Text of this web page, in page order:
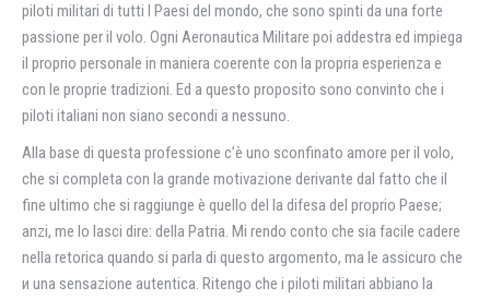
piloti militari di tutti I Paesi del mondo, che sono spinti da una forte
passione per il volo. Ogni Aeronautica Militare poi addestra ed impiega
il proprio personale in maniera coerente con la propria esperienza e
con le proprie tradizioni. Ed a questo proposito sono convinto che i
piloti italiani non siano secondi a nessuno.
Alla base di questa professione c’è uno sconfinato amore per il volo,
che si completa con la grande motivazione derivante dal fatto che il
fine ultimo che si raggiunge è quello del la difesa del proprio Paese;
anzi, me lo lasci dire: della Patria. Mi rendo conto che sia facile cadere
nella retorica quando si parla di questo argomento, ma le assicuro che
и una sensazione autentica. Ritengo che i piloti militari abbiano la